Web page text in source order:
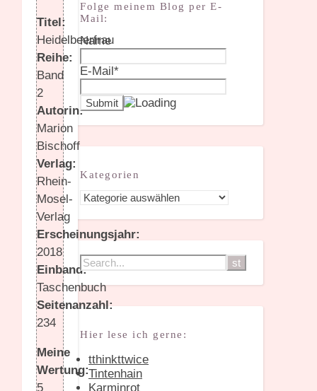
Titel:
Heidelbeerfrau
Reihe:
Band
2
Autorin:
Marion
Bischoff
Verlag:
Rhein-
Mosel-
Verlag
Erscheinungsjahr:
2018
Einband:
Taschenbuch
Seitenanzahl:
234
Meine
Wertung:
5
Folge meinem Blog per E-
Mail:
Name
E-Mail*
Kategorien
Kategorien
Hier lese ich gerne:
tthinkttwice
Tintenhain
Karminrot